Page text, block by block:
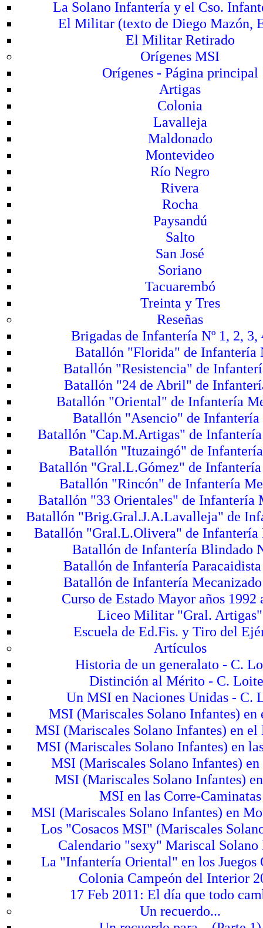
La Solano Infantería y el Cso.
El Militar (texto de Diego Mazón,
El Militar Retirado
Orígenes MSI
Orígenes - Página principal
Artigas
Colonia
Lavalleja
Maldonado
Montevideo
Río Negro
Rivera
Rocha
Paysandú
Salto
San José
Soriano
Tacuarembó
Treinta y Tres
Reseñas
Brigadas de Infantería Nº 1, 2, 3,
Batallón "Florida" de Infantería
Batallón "Resistencia" de
Batallón "24 de Abril" de
Batallón "Oriental" de Infantería
Batallón "Asencio" de Infantería
Batallón "Cap.M.Artigas" de
Batallón "Ituzaingó" de
Batallón "Gral.L.Gómez" de Infantería
Batallón "Rincón" de Infantería
Batallón "33 Orientales" de Infantería
Batallón "Brig.Gral.J.A.Lavalleja" de
Batallón "Gral.L.Olivera" de Infantería
Batallón de Infantería Blindado
Batallón de Infantería Paracaidista
Batallón de Infantería Mecanizado
Curso de Estado Mayor años 1992
Liceo Militar "Gral. Artigas"
Escuela de Ed.Fis. y Tiro del
Artículos
Historia de un generalato - C.
Distinción al Mérito - C.
Un MSI en Naciones Unidas - C.
MSI (Mariscales Solano Infantes) en
MSI (Mariscales Solano Infantes) en el
MSI (Mariscales Solano Infantes) en
MSI (Mariscales Solano Infantes) en
MSI (Mariscales Solano Infantes)
MSI en las Corre-Caminatas
MSI (Mariscales Solano Infantes) en
Los "Cosacos MSI" (Mariscales
Calendario "sexy" Mariscal Solano
La "Infantería Oriental" en los Juegos
Colonia Campeón del Interior
17 Feb 2011: El día que todo
Un recuerdo...